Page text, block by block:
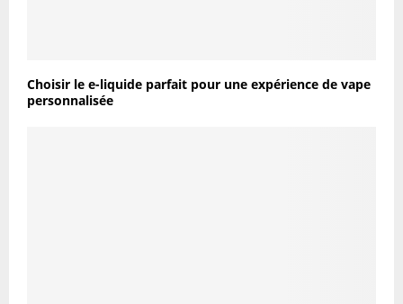
Choisir le e-liquide parfait pour une expérience de vape
personnalisée